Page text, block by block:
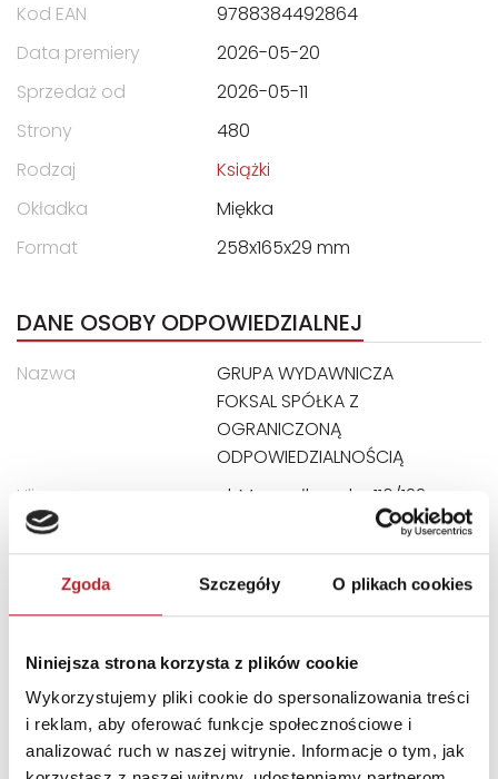
Zgoda Szczegóły O plikach cookies
Niniejsza strona korzysta z plików cookie
Wykorzystujemy pliki cookie do spersonalizowania treści
i reklam, aby oferować funkcje społecznościowe i
analizować ruch w naszej witrynie. Informacje o tym, jak
Kod EAN
9788384492864
Data premiery
2026-05-20
Sprzedaż od
2026-05-11
Strony
480
Rodzaj
Książki
Okładka
Miękka
Format
258x165x29 mm
DANE OSOBY ODPOWIEDZIALNEJ
Nazwa
GRUPA WYDAWNICZA
FOKSAL SPÓŁKA Z
OGRANICZONĄ
ODPOWIEDZIALNOŚCIĄ
Ulica
ul. Marszałkowska 116/122
Kod pocztowy
Miasto
Warszawa
E-mail
biuro@gwfoksal.pl
INNI KLIENCI KUPOWALI